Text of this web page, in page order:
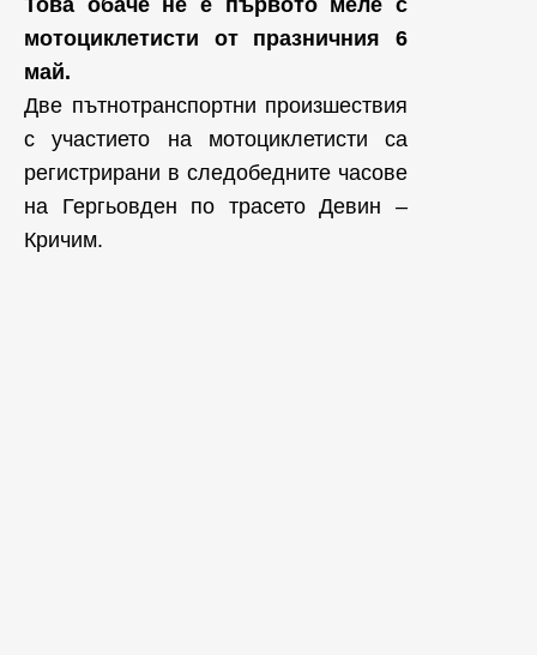
Това обаче не е първото меле с
мотоциклетисти от празничния 6
май.
Две пътнотранспортни произшествия
с участието на мотоциклетисти са
регистрирани в следобедните часове
на Гергьовден по трасето Девин –
Кричим.